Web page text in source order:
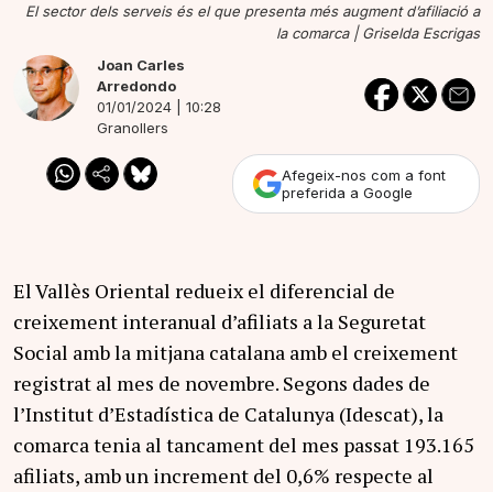
El sector dels serveis és el que presenta més augment d’afiliació a
la comarca |Griselda Escrigas
Joan Carles
Arredondo
01/01/2024 | 10:28
Granollers
Afegeix-nos com a font
preferida a Google
El Vallès Oriental redueix el diferencial de
creixement interanual d’afiliats a la Seguretat
Social amb la mitjana catalana amb el creixement
registrat al mes de novembre. Segons dades de
l’Institut d’Estadística de Catalunya (Idescat), la
comarca tenia al tancament del mes passat 193.165
afiliats, amb un increment del 0,6% respecte al